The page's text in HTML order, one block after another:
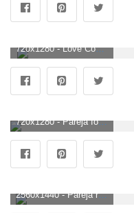
720x1280 - Love Couple Wallpaper para Android Sofisticada Amor - Hd Mobile. Imágen de parejas.
720x1280 - Pareja fondo de pantalla | ☆ pareja fondo de pantalla del teléfono ☆ | Tumblr iphone. Fondo de pantalla de parejas.
2560x1440 - Pareja romántica Minimal Wallpapers | HD Wallpapers | ID # 23420. Wallpaper para escritorio 2K de parejas.